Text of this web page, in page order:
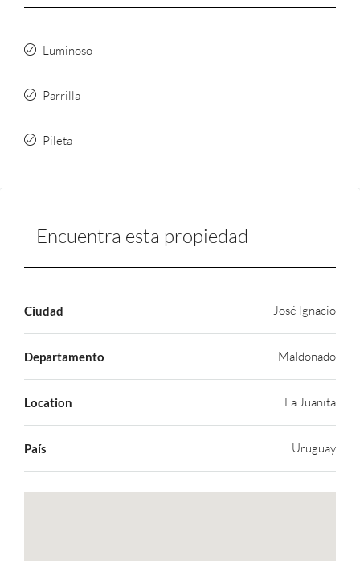
Luminoso
Parrilla
Pileta
Encuentra esta propiedad
Ciudad José Ignacio
Departamento Maldonado
Location La Juanita
País Uruguay